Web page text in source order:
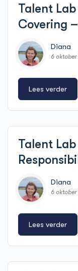
Talent
Covering
Diana
6
Lees verder
Talent
Diana
6
Lees verder